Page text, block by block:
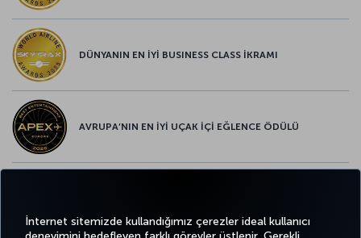
İnternet sitemizde kullandığımız çerezler ideal kullanıcı
DÜNYANIN EN İYİ BUSINESS CLASS İKRAMI
AVRUPA’NIN EN İYİ UÇAK İÇİ EĞLENCE ÖDÜLÜ